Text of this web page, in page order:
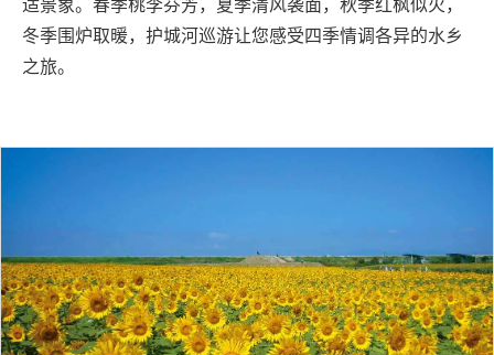
冬季围炉取暖，护城河巡游让您感受四季情调各异的水乡
之旅。